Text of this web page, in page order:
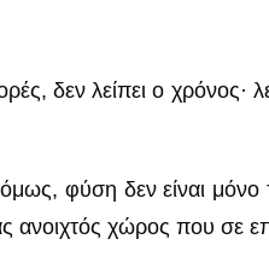
δεν λείπει ο χρόνος·
φύση δεν είναι μόνο
ανοιχτός χώρος που σε